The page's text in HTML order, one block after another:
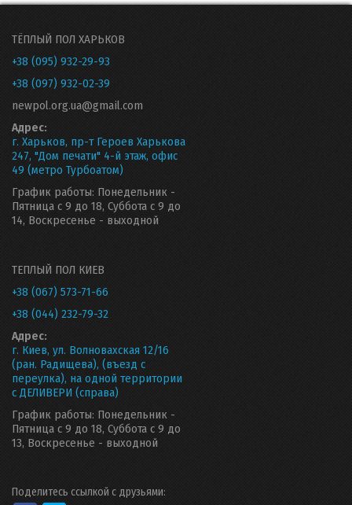
ТЁПЛЫЙ ПОЛ ХАРЬКОВ
+38 (095) 932-29-93
+38 (097) 932-02-39
newpol.org.ua@gmail.com
Адрес:
г. Харьков, пр-т Героев Харькова
247, "Дом печати" 4-й этаж, офис
49 (метро Турбоатом)
График работы: Понедельник -
Пятница с 9 до 18, Суббота с 9 до
14, Воскресенье - выходной
ТЕПЛЫЙ ПОЛ КИЕВ
+38 (067) 573-71-66
+38 (044) 232-79-32
Адрес:
г. Киев, ул. Волновахская 12/16
(ран. Радищева), (въезд с
переулка), на одной территории
с ДЕЛИВЕРИ (справа)
График работы: Понедельник -
Пятница с 9 до 18, Суббота с 9 до
13, Воскресенье - выходной
Поделитесь ссылкой с друзьями: